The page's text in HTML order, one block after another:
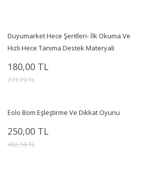
Duyumarket Hece Şeritleri- İlk Okuma Ve
Hızlı Hece Tanıma Destek Materyali
180,00 TL
271,19 TL
Eolo Bom Eşleştirme Ve Dikkat Oyunu
250,00 TL
402,14 TL